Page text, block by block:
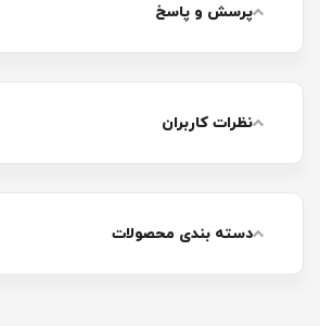
پرسش و پاسخ
نظرات کاربران
دسته بندی محصولات